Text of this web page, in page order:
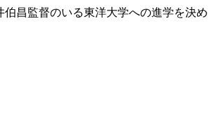
伯昌監督のいる東洋大学への進学を決め